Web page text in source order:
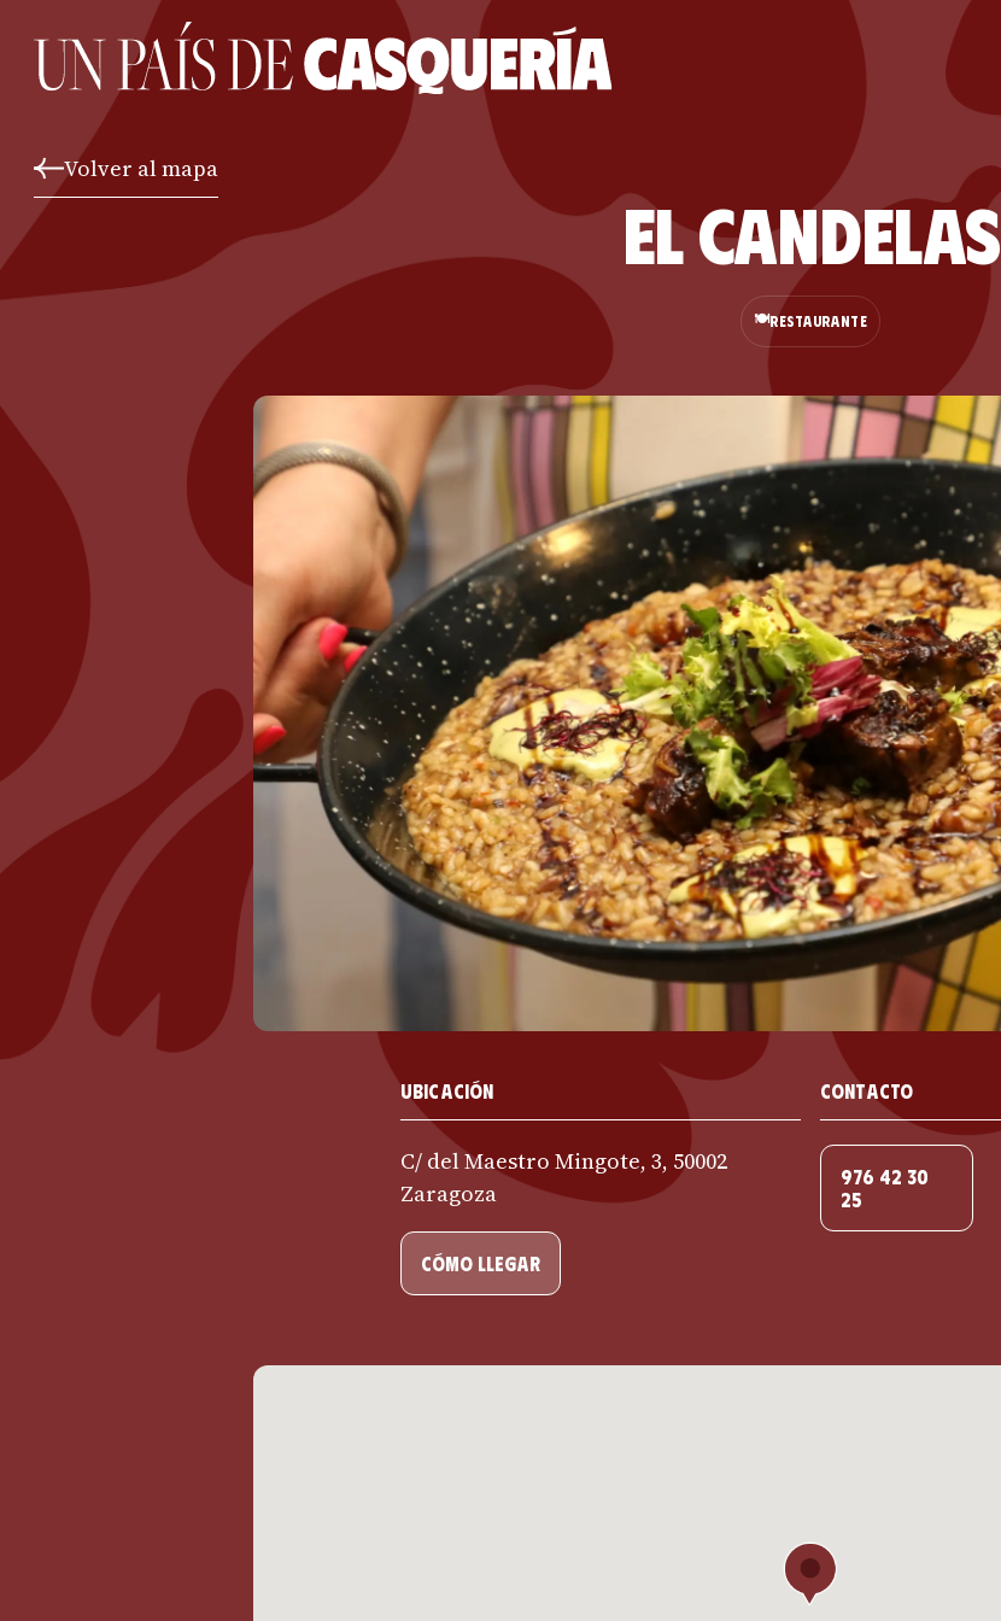
Volver al mapa
El Candelas
🍽️RESTAURANTE
Ubicación
C/ del Maestro Mingote, 3, 50002
Zaragoza
cómo llegar
Contacto
976 42 30
25